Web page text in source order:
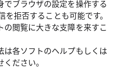
ブラウザの設定を操作する
拒否することも可能です。
の閲覧に大きな支障を来すこ
各ソフトのヘルプもしくは
ださい。